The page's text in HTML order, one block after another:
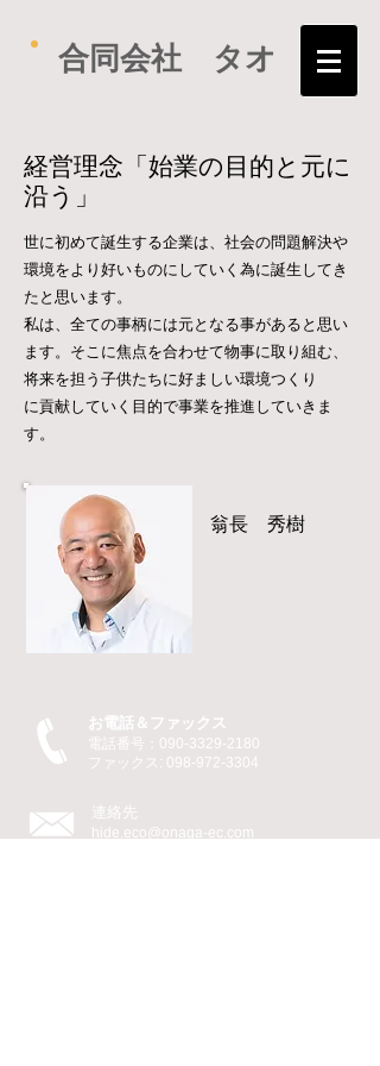
​合同会社 タオ
​経営理念「始業の目的と元に
沿う」
世に初めて誕生する企業は、社会の問題解決や
環境をより好いものにしていく為に誕生してき
たと思います。
私は、全ての事柄には元となる事があると思い
ます。そこに焦点を合わせて物事に取り組む、
将来を担う子供たちに好ましい環境つくり
​に貢献していく目的で事業を推進していきま
す。
​翁長 秀樹
お電話＆ファックス
電話番号：090-3329-2180
ファックス: 098-972-3304
連絡先
hide.eco@onaga-ec.com